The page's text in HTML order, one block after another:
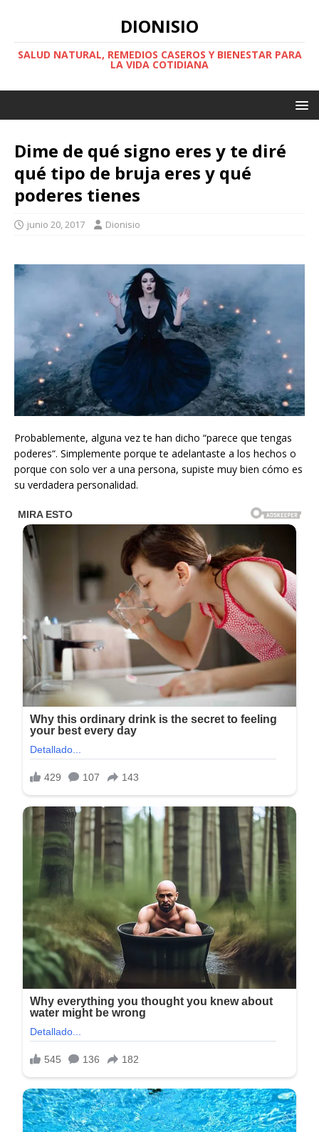
DIONISIO
SALUD NATURAL, REMEDIOS CASEROS Y BIENESTAR PARA
LA VIDA COTIDIANA
Dime de qué signo eres y te diré
qué tipo de bruja eres y qué
poderes tienes
junio 20, 2017 Dionisio
Probablemente, alguna vez te han dicho “parece que tengas
poderes“. Simplemente porque te adelantaste a los hechos o
porque con solo ver a una persona, supiste muy bien cómo es
su verdadera personalidad.